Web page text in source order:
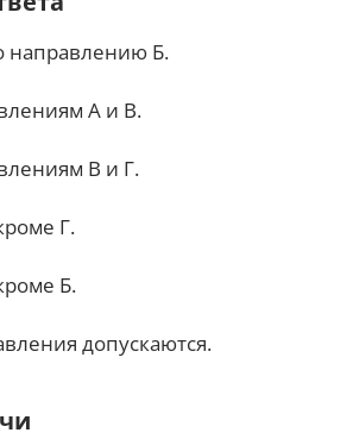
направлению Б.
А и В.
В и Г.
Г.
Б.
допускаются.